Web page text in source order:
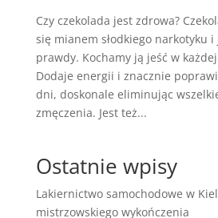
Czy czekolada jest zdrowa?
się mianem słodkiego narkotyku
prawdy. Kochamy ją jeść w
Dodaje energii i znacznie
dni, doskonale eliminując
zmęczenia. Jest też...
Ostatnie wpisy
Lakiernictwo samochodowe w
mistrzowskiego wykończenia